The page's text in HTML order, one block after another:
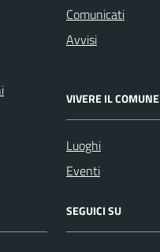
Comunicati
Avvisi
VIVERE IL COMUNE
Luoghi
Eventi
SEGUICI SU